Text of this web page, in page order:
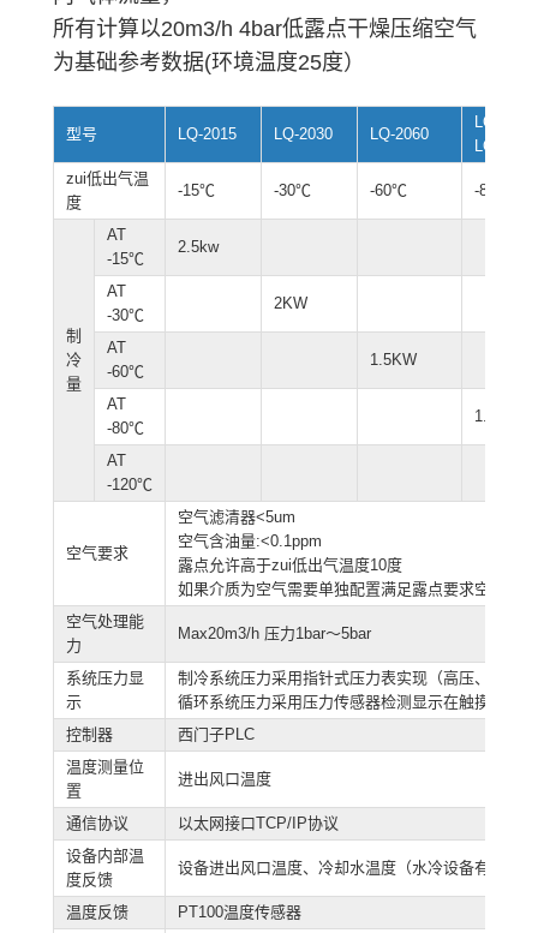
所有计算以20m3/h 4bar低露点干燥压缩空气
为基础参考数据(环境温度25度）
型号 LQ-2015 LQ-2030 LQ-2060
LQ-2085
LQ-
zui低出气温
度
-15℃ -30℃ -60℃ -85℃
制
冷
量
AT
-15℃
2.5kw
AT
-30℃
2KW
AT
-60℃
1.5KW
AT
-80℃
1.5KW
AT
-120℃
空气要求
空气滤清器<5um
空气含油量:<0.1ppm
露点允许高于zui低出气温度10度
如果介质为空气需要单独配置满足露点要求空气除
空气处理能
力
Max20m3/h 压力1bar～5bar
系统压力显
示
制冷系统压力采用指针式压力表实现（高压、低压）
循环系统压力采用压力传感器检测显示在触摸屏上
控制器
西门子PLC
温度测量位
置
进出风口温度
通信协议
以太网接口TCP/IP协议
设备内部温
度反馈
设备进出风口温度、冷却水温度（水冷设备有）
温度反馈
PT100温度传感器